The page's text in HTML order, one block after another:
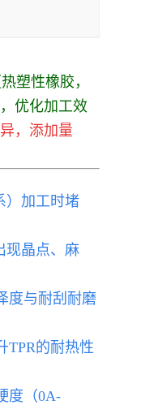
塑性橡胶，
优化加工效
，添加量
）加工时堵
现晶点、麻
度与耐刮耐磨
TPR的耐热性
度（0A-